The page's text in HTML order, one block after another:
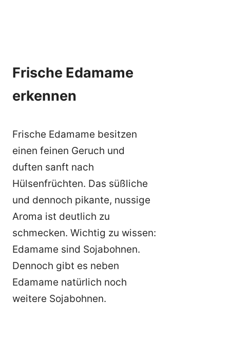
Frische Edamame
erkennen
Frische Edamame besitzen
einen feinen Geruch und
duften sanft nach
Hülsenfrüchten. Das süßliche
und dennoch pikante, nussige
Aroma ist deutlich zu
schmecken. Wichtig zu wissen:
Edamame sind Sojabohnen.
Dennoch gibt es neben
Edamame natürlich noch
weitere Sojabohnen.